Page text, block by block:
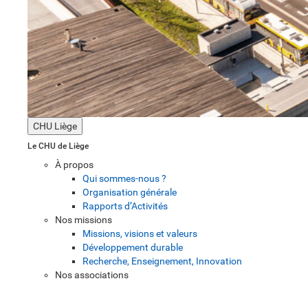
CHU Liège
Le CHU de Liège
À propos
Qui sommes-nous ?
Organisation générale
Rapports d’Activités
Nos missions
Missions, visions et valeurs
Développement durable
Recherche, Enseignement, Innovation
Nos associations